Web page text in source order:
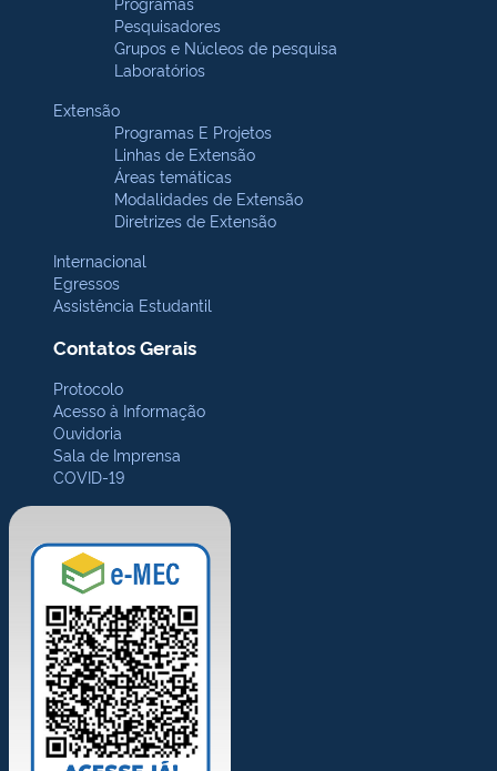
Pesquisadores
Grupos e Núcleos de pesquisa
Laboratórios
Extensão
Programas E Projetos
Linhas de Extensão
Áreas temáticas
Modalidades de Extensão
Diretrizes de Extensão
Internacional
Egressos
Assistência Estudantil
Contatos Gerais
Protocolo
Acesso à Informação
Ouvidoria
Sala de Imprensa
COVID-19